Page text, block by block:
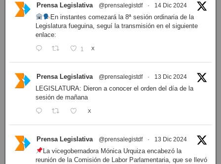
Prensa Legislativa @prensalegistdf · 14 Dic 2024
En instantes comezará la 8ª sesión ordinaria de la
Legislatura fueguina, seguí la transmisión en el siguiente
enlace:
1 X
Prensa Legislativa @prensalegistdf · 13 Dic 2024
LEGISLATURA: Dieron a conocer el orden del día de la
sesión de mañana
X
Prensa Legislativa @prensalegistdf · 13 Dic 2024
La vicegobernadora Mónica Urquiza encabezó la
reunión de la Comisión de Labor Parlamentaria, que se llevó